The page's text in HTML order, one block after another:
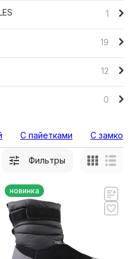
1
19
12
0
С пайетками С замком
Фильтры
новинка